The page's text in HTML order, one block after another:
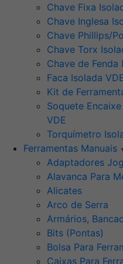
Chave Fixa
Chave Inglesa
Chave Phillips/
Chave Torx
Chave de Fenda
Faca Isolada
Kit de
Soquete
VDE
Torquímetro
Ferramentas Manuais
Adaptadores
Alavanca Para
Alicates
Arco de Serra
Armários,
Bits (Pontas)
Bolsa Para
Caixas Para